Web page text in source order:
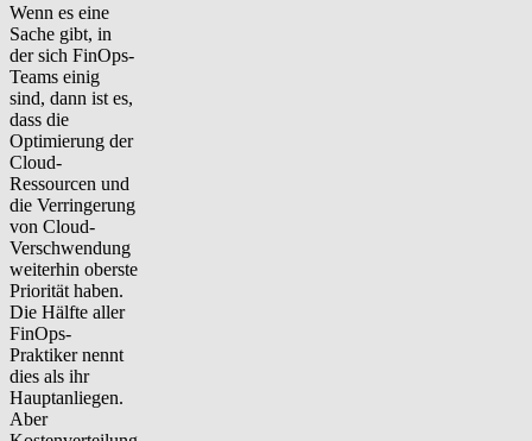
Wenn es eine
Sache gibt, in
der sich FinOps-
Teams einig
sind, dann ist es,
dass die
Optimierung der
Cloud-
Ressourcen und
die Verringerung
von Cloud-
Verschwendung
weiterhin oberste
Priorität haben.
Die Hälfte aller
FinOps-
Praktiker nennt
dies als ihr
Hauptanliegen.
Aber